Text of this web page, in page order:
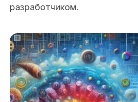
разработчиком.